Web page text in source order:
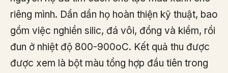
riêng mình. Dần dần họ hoàn thiện kỹ thuật, bao
gồm việc nghiền silic, đá vôi, đồng và kiềm, rồi
đun ở nhiệt độ 800-900oC. Kết quả thu được
được xem là bột màu tổng hợp đầu tiên trong